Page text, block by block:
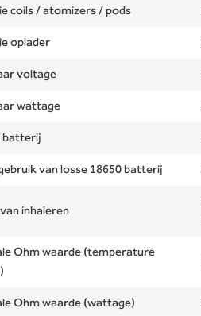
coils / atomizers / pods
oplader
voltage
wattage
batterij
van losse 18650 batterij
inhaleren
Ohm waarde (temperature
Ohm waarde (wattage)